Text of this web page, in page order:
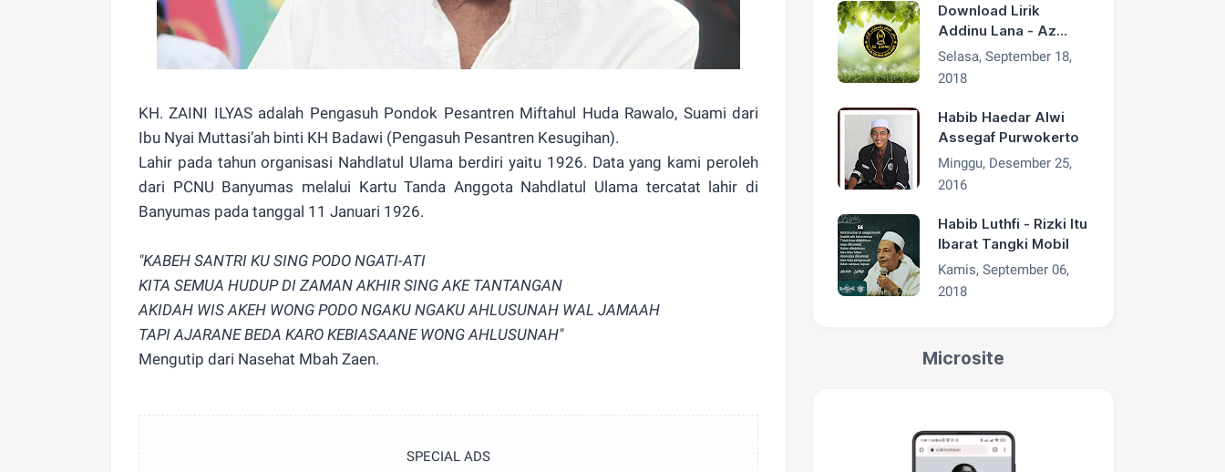
KH. ZAINI ILYAS adalah Pengasuh Pondok Pesantren Miftahul Huda Rawalo, Suami dari
Ibu Nyai Muttasi’ah binti KH Badawi (Pengasuh Pesantren Kesugihan).
Lahir pada tahun organisasi Nahdlatul Ulama berdiri yaitu 1926. Data yang kami peroleh
dari PCNU Banyumas melalui Kartu Tanda Anggota Nahdlatul Ulama tercatat lahir di
Banyumas pada tanggal 11 Januari 1926.
"KABEH SANTRI KU SING PODO NGATI-ATI
KITA SEMUA HUDUP DI ZAMAN AKHIR SING AKE TANTANGAN
AKIDAH WIS AKEH WONG PODO NGAKU NGAKU AHLUSUNAH WAL JAMAAH
TAPI AJARANE BEDA KARO KEBIASAANE WONG AHLUSUNAH"
Mengutip dari Nasehat Mbah Zaen.
SPECIAL ADS
Download Lirik
Addinu Lana - Az
Zahir
Selasa, September 18,
2018
Habib Haedar Alwi
Assegaf Purwokerto
Minggu, Desember 25,
2016
Habib Luthfi - Rizki Itu
Ibarat Tangki Mobil
Kamis, September 06,
2018
Microsite